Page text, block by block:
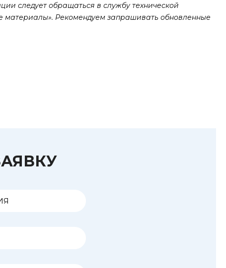
следует обращаться в службу технической
материалы». Рекомендуем запрашивать обновленные